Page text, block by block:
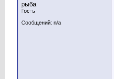
рыба
Гость
Сообщений: n/a